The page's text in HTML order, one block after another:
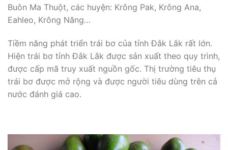
Buôn Ma Thuột, các huyện: Krông Pak, Krông Ana,
Eahleo, Krông Năng…
Tiềm năng phát triển trái bơ của tỉnh Đắk Lắk rất lớn.
Hiện trái bơ tỉnh Đắk Lắk được sản xuất theo quy trình,
được cấp mã truy xuất nguồn gốc. Thị trường tiêu thụ
trái bơ được mở rộng và được người tiêu dùng trên cả
nước đánh giá cao.